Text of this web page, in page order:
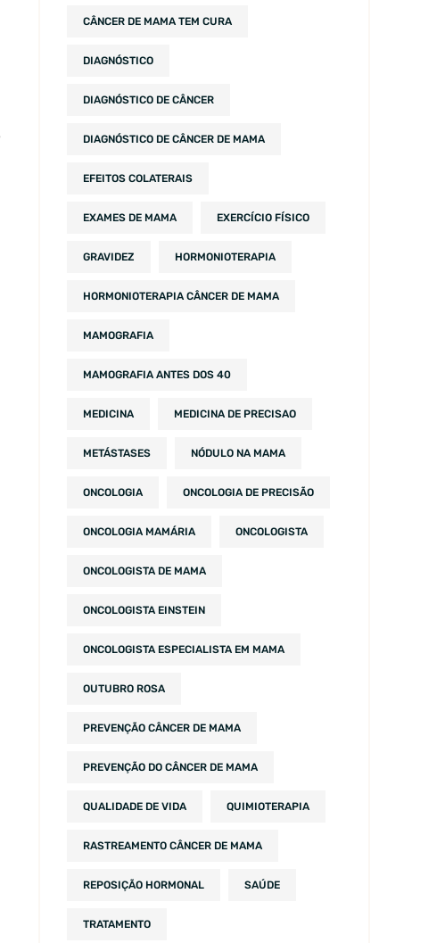
CÂNCER DE MAMA TEM CURA
DIAGNÓSTICO
DIAGNÓSTICO DE CÂNCER
DIAGNÓSTICO DE CÂNCER DE MAMA
EFEITOS COLATERAIS
EXAMES DE MAMA EXERCÍCIO FÍSICO
GRAVIDEZ HORMONIOTERAPIA
HORMONIOTERAPIA CÂNCER DE MAMA
MAMOGRAFIA
MAMOGRAFIA ANTES DOS 40
MEDICINA MEDICINA DE PRECISAO
METÁSTASES NÓDULO NA MAMA
ONCOLOGIA ONCOLOGIA DE PRECISÃO
ONCOLOGIA MAMÁRIA ONCOLOGISTA
ONCOLOGISTA DE MAMA
ONCOLOGISTA EINSTEIN
ONCOLOGISTA ESPECIALISTA EM MAMA
OUTUBRO ROSA
PREVENÇÃO CÂNCER DE MAMA
PREVENÇÃO DO CÂNCER DE MAMA
QUALIDADE DE VIDA QUIMIOTERAPIA
RASTREAMENTO CÂNCER DE MAMA
REPOSIÇÃO HORMONAL SAÚDE
TRATAMENTO